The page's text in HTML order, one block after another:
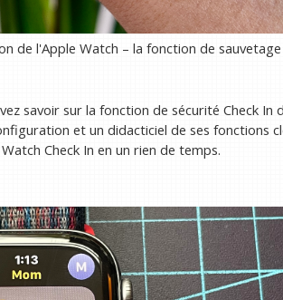
de l'Apple Watch – la fonction de
savoir sur la fonction de sécurité Check In
et un didacticiel de ses fonctions
Check In en un rien de temps.